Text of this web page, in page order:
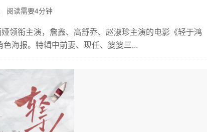
阅读需要4分钟
领衔主演，詹鑫、高舒乔、赵淑珍主演的电影《轻于鸿
色海报。特辑中前妻、现任、婆婆三...